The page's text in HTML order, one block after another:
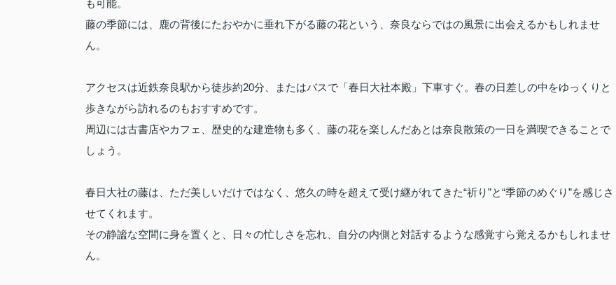
も可能。
藤の季節には、鹿の背後にたおやかに垂れ下がる藤の花という、奈良ならではの風景に出会えるかもしれませ
ん。
アクセスは近鉄奈良駅から徒歩約20分、またはバスで「春日大社本殿」下車すぐ。春の日差しの中をゆっくりと
歩きながら訪れるのもおすすめです。
周辺には古書店やカフェ、歴史的な建造物も多く、藤の花を楽しんだあとは奈良散策の一日を満喫できることで
しょう。
春日大社の藤は、ただ美しいだけではなく、悠久の時を超えて受け継がれてきた“祈り”と“季節のめぐり”を感じさ
せてくれます。
その静謐な空間に身を置くと、日々の忙しさを忘れ、自分の内側と対話するような感覚すら覚えるかもしれませ
ん。